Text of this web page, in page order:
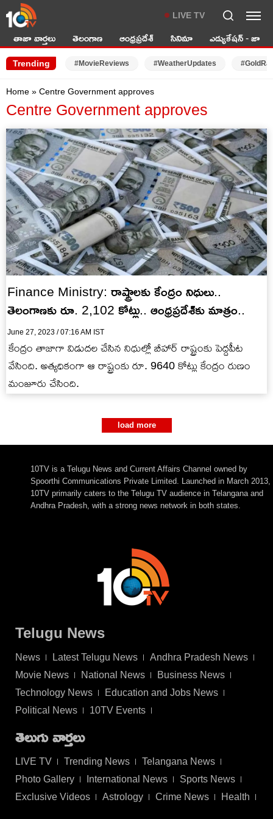
LIVE TV
తాజా వార్తలు తెలంగాణ ఆంధ్రప్రదేశ్ సినిమా ఎడ్యుకేషన్ - జాబ్స్
Trending #MovieReviews #WeatherUpdates
Home » Centre Government approves
Centre Government approves
Finance Ministry: రాష్ట్రాలకు కేంద్రం నిధులు..
తెలంగాణకు రూ. 2,102 కోట్లు.. ఆంధ్రప్రదేశ్‌కు మాత్రం..
June 27, 2023 / 07:16 AM IST
కేంద్రం తాజాగా విడుదల చేసిన నిధుల్లో బీహార్ రాష్ట్రంకు పెద్దపీట
వేసింది. అత్యధికంగా ఆ రాష్ట్రంకు రూ. 9640 కోట్లు కేంద్రం రుణం
మంజూరు చేసింది.
load more
10TV is a Telugu News and Current Affairs Channel owned by
Spoorthi Communications Private Limited. Launched in March 2013,
10TV primarily caters to the Telugu TV audience in Telangana and
Andhra Pradesh, with a strong news network in both states.
Telugu News
News Latest Telugu News
Andhra Pradesh News
Movie News
National News
Business News
Technology News
Education and Jobs News
Political News
10TV Events
తెలుగు వార్తలు
LIVE TV Trending News
Telangana News
Photo Gallery
International News
Sports News
Exclusive Videos
Astrology Crime News Health